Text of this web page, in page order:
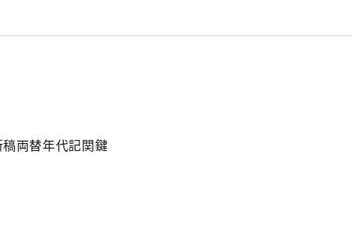
両替年代記関鍵